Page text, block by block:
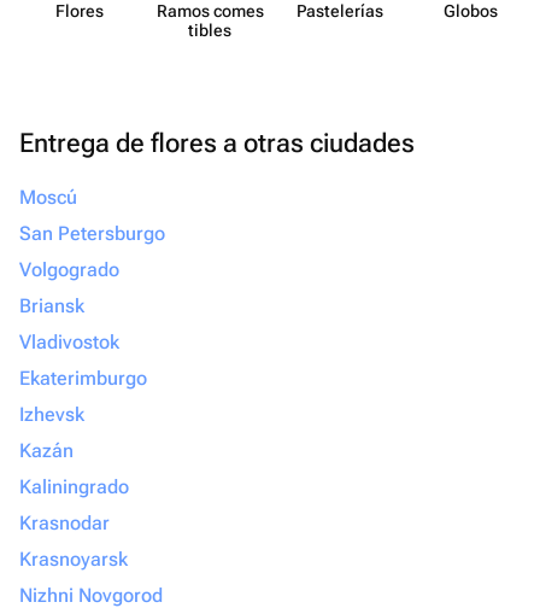
Flores
Ramos comes​
tibles
Paste​lerías Globos
Entrega de flores a otras ciudades
Moscú
San Petersburgo
Volgogrado
Briansk
Vladivostok
Ekaterimburgo
Izhevsk
Kazán
Kaliningrado
Krasnodar
Krasnoyarsk
Nizhni Novgorod